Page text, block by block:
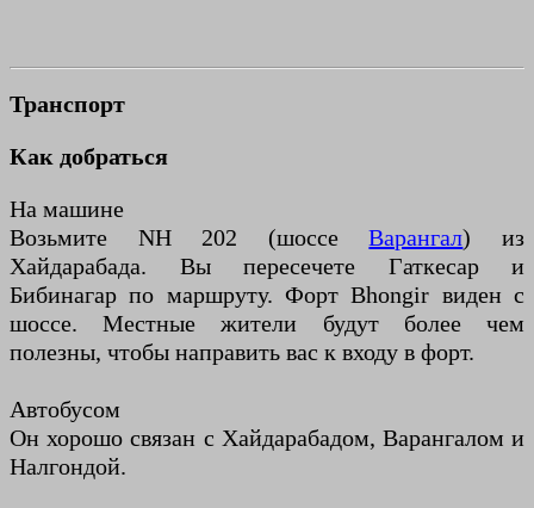
Транспорт
Как добраться
На машине
Возьмите NH 202 (шоссеВарангал) из
Хайдарабада. Вы пересечете Гаткесар и
Бибинагар по маршруту. Форт Bhongir виден с
шоссе. Местные жители будут более чем
полезны, чтобы направить вас к входу в форт.
Автобусом
Он хорошо связан с Хайдарабадом, Варангалом и
Налгондой.